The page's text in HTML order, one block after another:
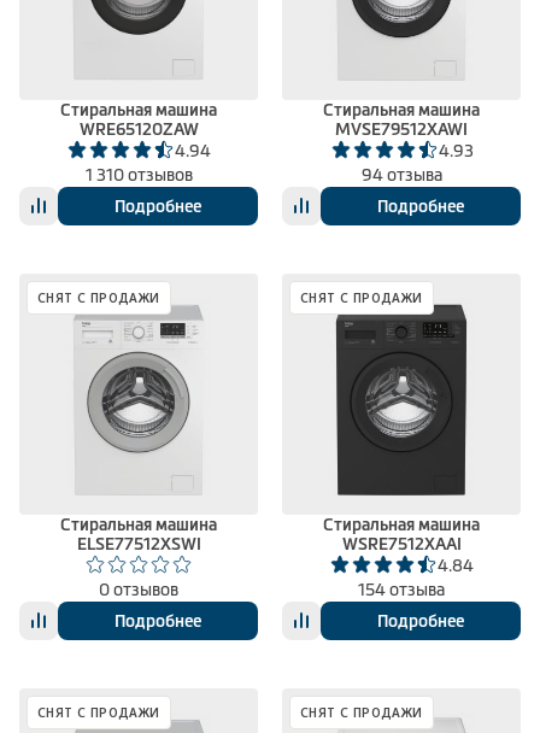
Стиральная машина
WRE65120ZAW
4.94
1 310 отзывов
Подробнее
Стиральная машина
MVSE79512XAWI
4.93
94 отзыва
Подробнее
СНЯТ С ПРОДАЖИ
Стиральная машина
ELSE77512XSWI
0 отзывов
Подробнее
СНЯТ С ПРОДАЖИ
Стиральная машина
WSRE7512XAAI
4.84
154 отзыва
Подробнее
СНЯТ С ПРОДАЖИ СНЯТ С ПРОДАЖИ